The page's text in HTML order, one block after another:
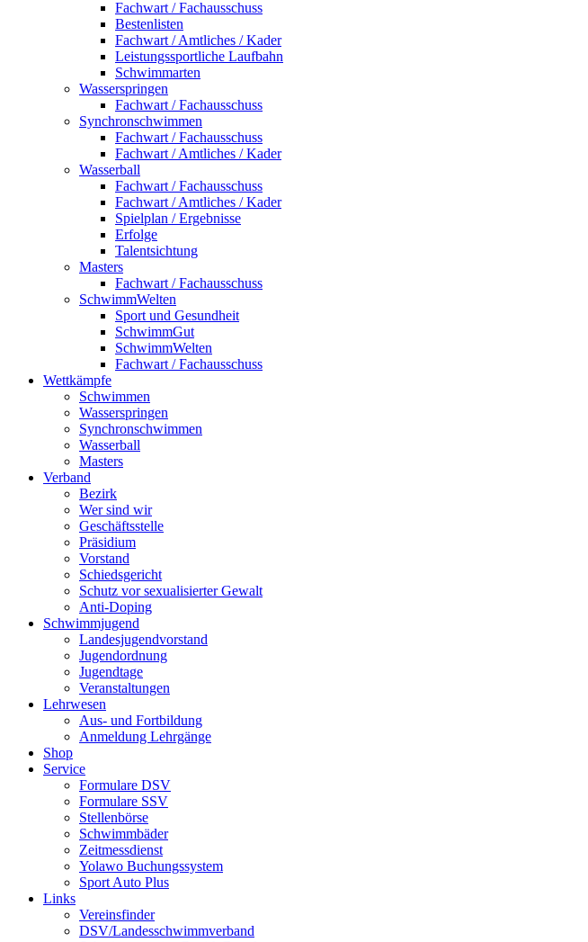
Fachwart / Fachausschuss
Bestenlisten
Fachwart / Amtliches / Kader
Leistungssportliche Laufbahn
Schwimmarten
Wasserspringen
Fachwart / Fachausschuss
Synchronschwimmen
Fachwart / Fachausschuss
Fachwart / Amtliches / Kader
Wasserball
Fachwart / Fachausschuss
Fachwart / Amtliches / Kader
Spielplan / Ergebnisse
Erfolge
Talentsichtung
Masters
Fachwart / Fachausschuss
SchwimmWelten
Sport und Gesundheit
SchwimmGut
SchwimmWelten
Fachwart / Fachausschuss
Wettkämpfe
Schwimmen
Wasserspringen
Synchronschwimmen
Wasserball
Masters
Verband
Bezirk
Wer sind wir
Geschäftsstelle
Präsidium
Vorstand
Schiedsgericht
Schutz vor sexualisierter Gewalt
Anti-Doping
Schwimmjugend
Landesjugendvorstand
Jugendordnung
Jugendtage
Veranstaltungen
Lehrwesen
Aus- und Fortbildung
Anmeldung Lehrgänge
Shop
Service
Formulare DSV
Formulare SSV
Stellenbörse
Schwimmbäder
Zeitmessdienst
Yolawo Buchungssystem
Sport Auto Plus
Links
Vereinsfinder
DSV/Landesschwimmverband